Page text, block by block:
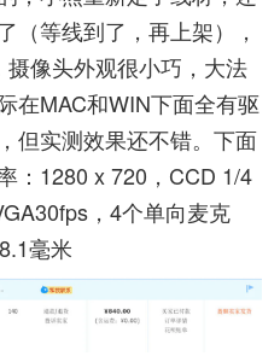
（等线到了，再上架），
像头外观很小巧，大法
在MAC和WIN下面全有驱
但实测效果还不错。下面
：1280 x 720，CCD 1/4
，4个单向麦克
毫米